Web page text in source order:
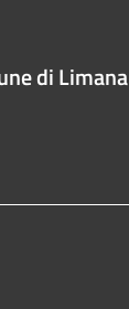
di Limana